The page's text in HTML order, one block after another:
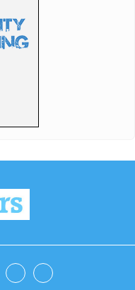
nova runda pregovora o
pokretanje programa za
dobija novi sportsko-
uglove snimanja
na nepokretnostima veliki
obezbedila oko 6,2